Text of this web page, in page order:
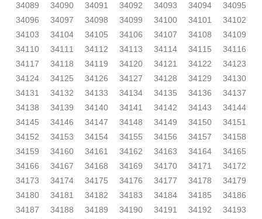
34089
34090 34091 34092 34093 34094
34095
34096
34097 34098 34099 34100 34101
34102
34103
34104 34105 34106 34107 34108
34109
34110
34111 34112 34113 34114 34115
34116
34117
34118 34119 34120 34121 34122
34123
34124
34125 34126 34127 34128 34129
34130
34131
34132 34133 34134 34135 34136
34137
34138
34139 34140 34141 34142 34143
34144
34145
34146 34147 34148 34149 34150
34151
34152
34153 34154 34155 34156 34157
34158
34159
34160 34161 34162 34163 34164
34165
34166
34167 34168 34169 34170 34171
34172
34173
34174 34175 34176 34177 34178
34179
34180
34181 34182 34183 34184 34185
34186
34187
34188 34189 34190 34191 34192
34193